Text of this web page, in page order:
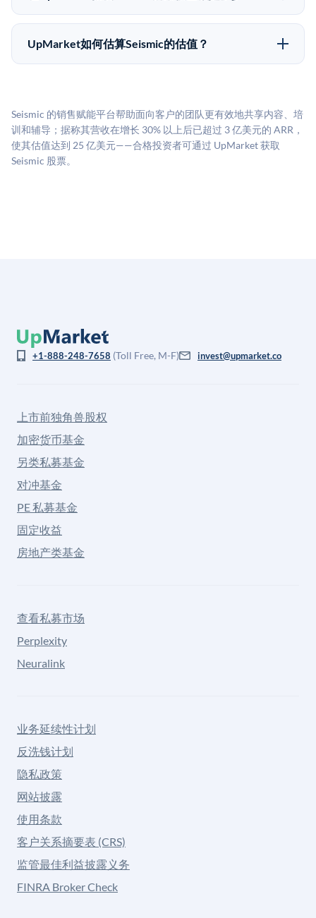
市场条件。任何退出的时间都是不可预测的，投资者应
做好多年持有的准备。
UpMarket上大多数Pre-IPO产品的最低投资金额为
50,000美元。具体金额可能因产品和股份供应情况而有
UpMarket如何估算Seismic的估值？
司可比倍数应用私有公司折扣，以反映流动性不足和信
息不对称。此估值不构成投资建议，可能与实际交易价
格存在重大差异。
Seismic 的销售赋能平台帮助面向客户的团队更有效地共享内容、培
训和辅导；据称其营收在增长 30% 以上后已超过 3 亿美元的 ARR，
使其估值达到 25 亿美元——合格投资者可通过 UpMarket 获取
Seismic 股票。
+1-888-248-7658 (Toll Free, M-F) invest@upmarket.co
上市前独角兽股权
加密货币基金
另类私募基金
对冲基金
PE 私募基金
固定收益
房地产类基金
查看私募市场
Perplexity
Neuralink
业务延续性计划
反洗钱计划
隐私政策
网站披露
使用条款
客户关系摘要表 (CRS)
监管最佳利益披露义务
FINRA Broker Check